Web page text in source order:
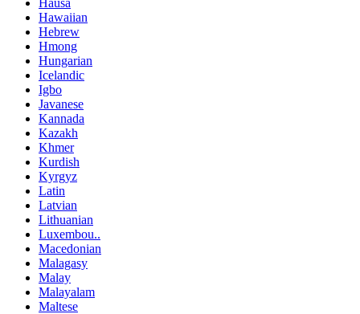
Hausa
Hawaiian
Hebrew
Hmong
Hungarian
Icelandic
Igbo
Javanese
Kannada
Kazakh
Khmer
Kurdish
Kyrgyz
Latin
Latvian
Lithuanian
Luxembou..
Macedonian
Malagasy
Malay
Malayalam
Maltese